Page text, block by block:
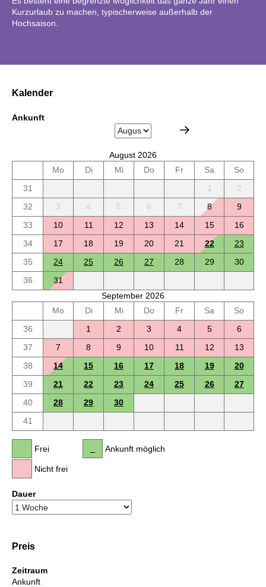
Kurzurlaub zu machen, typischerweise außerhalb der
Hochsaison.
Kalender
Ankunft
August 2026
Mo
Di Mi Do Fr Sa
So
31
1
2
32
3 4 5 6 7 8
9
33
10 11 12 13 14 15
16
34
17 18 19 20 21 22
23
35
24 25 26 27 28 29
30
36
31
September 2026
Mo
Di Mi Do Fr Sa
So
36
1 2 3 4 5
6
37
7 8 9 10 11 12
13
38
14 15 16 17 18 19
20
39
21 22 23 24 25 26
27
40
28 29
30
41
Frei
Nicht frei
Ankunft möglich
Dauer
Preis
Zeitraum
Ankunft